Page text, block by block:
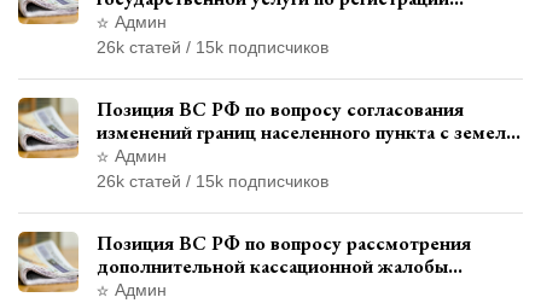
транспортного средства через представителя
Админ
26k статей / 15k подписчиков
Позиция ВС РФ по вопросу согласования
изменений границ населенного пункта с земель
лесного фонда
Админ
26k статей / 15k подписчиков
Позиция ВС РФ по вопросу рассмотрения
дополнительной кассационной жалобы
адвоката в кассационной инстанции
Админ